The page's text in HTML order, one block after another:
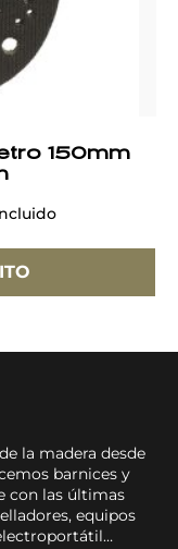
150mm
la madera desde
barnices y
con las últimas
equipos